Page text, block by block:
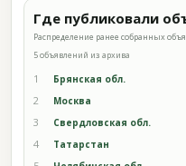
Где публиковали
Распределение ранее собранных
5 объявлений из архива
1 Брянская обл.
2 Москва
3 Свердловская обл.
4 Татарстан